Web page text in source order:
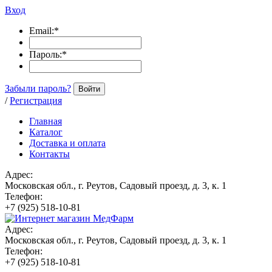
Вход
Email:*
Пароль:*
Забыли пароль? Войти
/ Регистрация
Главная
Каталог
Доставка и оплата
Контакты
Адрес:
Московская обл., г. Реутов, Садовый проезд, д. 3, к. 1
Телефон:
+7 (925) 518-10-81
Адрес:
Московская обл., г. Реутов, Садовый проезд, д. 3, к. 1
Телефон:
+7 (925) 518-10-81